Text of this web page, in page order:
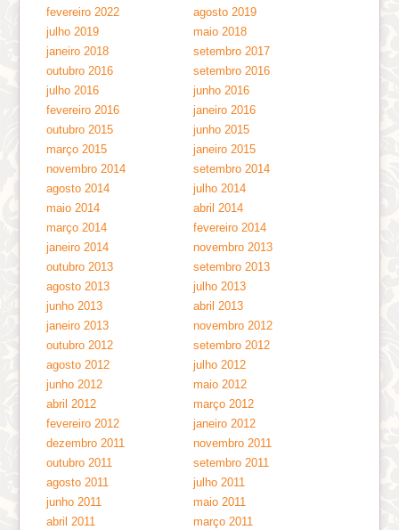
fevereiro 2022
agosto 2019
julho 2019
maio 2018
janeiro 2018
setembro 2017
outubro 2016
setembro 2016
julho 2016
junho 2016
fevereiro 2016
janeiro 2016
outubro 2015
junho 2015
março 2015
janeiro 2015
novembro 2014
setembro 2014
agosto 2014
julho 2014
maio 2014
abril 2014
março 2014
fevereiro 2014
janeiro 2014
novembro 2013
outubro 2013
setembro 2013
agosto 2013
julho 2013
junho 2013
abril 2013
janeiro 2013
novembro 2012
outubro 2012
setembro 2012
agosto 2012
julho 2012
junho 2012
maio 2012
abril 2012
março 2012
fevereiro 2012
janeiro 2012
dezembro 2011
novembro 2011
outubro 2011
setembro 2011
agosto 2011
julho 2011
junho 2011
maio 2011
abril 2011
março 2011